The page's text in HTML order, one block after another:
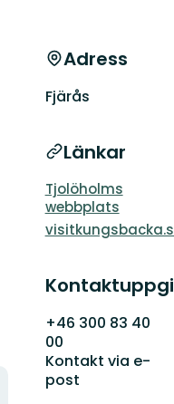
Adress
Fjärås
Länkar
Tjolöholms
webbplats
+46 300 83 40
00
Kontakt via e-
post